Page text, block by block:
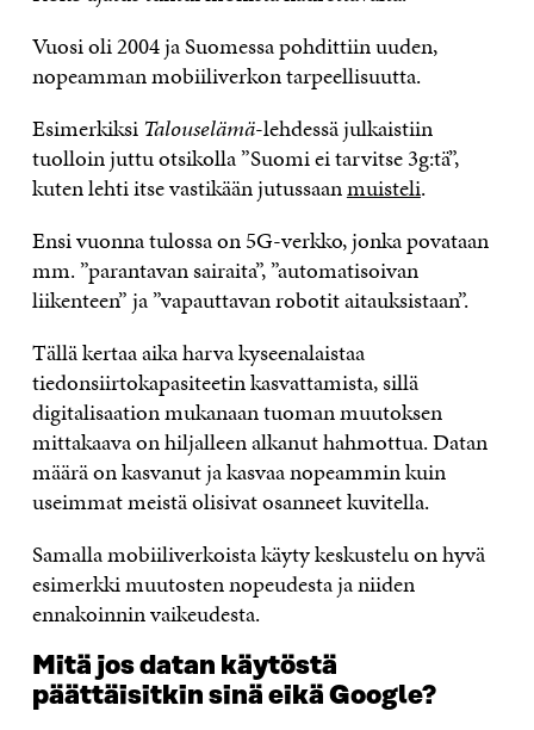
Vuosi oli 2004 ja Suomessa pohdittiin uuden,
nopeamman mobiiliverkon tarpeellisuutta.
EsimerkiksiTalouselämä-lehdessä julkaistiin
tuolloin juttu otsikolla ”Suomi ei tarvitse 3g:tä”,
kuten lehti itse vastikään jutussaanmuisteli.
Ensi vuonna tulossa on 5G-verkko, jonka povataan
mm. ”parantavan sairaita”, ”automatisoivan
liikenteen” ja ”vapauttavan robotit aitauksistaan”.
Tällä kertaa aika harva kyseenalaistaa
tiedonsiirtokapasiteetin kasvattamista, sillä
digitalisaation mukanaan tuoman muutoksen
mittakaava on hiljalleen alkanut hahmottua. Datan
määrä on kasvanut ja kasvaa nopeammin kuin
useimmat meistä olisivat osanneet kuvitella.
Samalla mobiiliverkoista käyty keskustelu on hyvä
esimerkki muutosten nopeudesta ja niiden
ennakoinnin vaikeudesta.
Mitä jos datan käytöstä
päättäisitkin sinä eikä Google?